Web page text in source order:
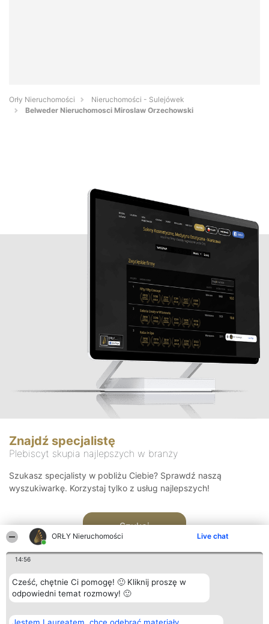
ORŁY Nieruchomości Live chat
14:56
Cześć, chętnie Ci pomogę! 🙂 Kliknij proszę w
odpowiedni temat rozmowy! 🙂
Orły Nieruchomości
Nieruchomości - Sulejówek
Belweder Nieruchomosci Miroslaw Orzechowski
Znajdź specjalistę
Plebiscyt skupia najlepszych w branży
Szukasz specjalisty w pobliżu Ciebie? Sprawdź naszą
wyszukiwarkę. Korzystaj tylko z usług najlepszych!
Szukaj
Organizator plebiscytu Plebiscyt Kontakt